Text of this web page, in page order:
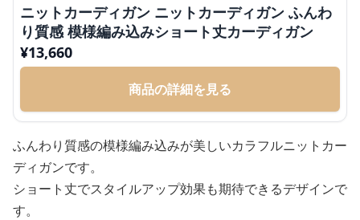
ニットカーディガン ニットカーディガン ふんわ
り質感 模様編み込みショート丈カーディガン
¥13,660
商品の詳細を見る
ふんわり質感の模様編み込みが美しいカラフルニットカー
ディガンです。
ショート丈でスタイルアップ効果も期待できるデザインで
す。